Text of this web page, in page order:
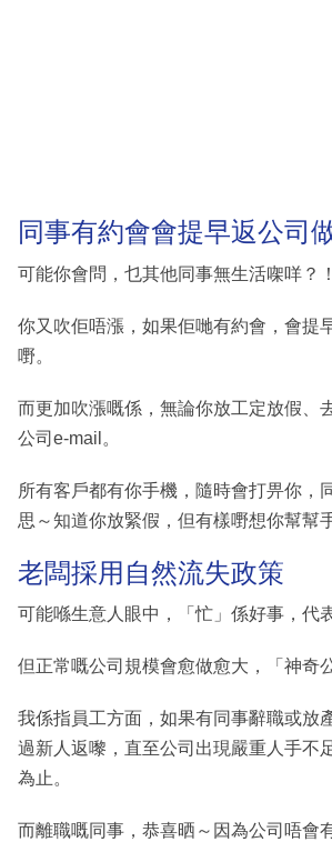
同事有約會會提早返公司
可能你會問，乜其他同事無生活㗎咩？！
你又吹佢唔漲，如果佢哋有約會，會提
嘢。
而更加吹漲嘅係，無論你放工定放假、
公司e-mail。
所有客戶都有你手機，隨時會打畀你，
思～知道你放緊假，但有樣嘢想你幫幫
老闆採用自然流失政策
可能喺生意人眼中，「忙」係好事，代
但正常嘅公司規模會愈做愈大，「神奇
我係指員工方面，如果有同事辭職或放
過新人返嚟，直至公司出現嚴重人手不
為止。
而離職嘅同事，恭喜晒～因為公司唔會